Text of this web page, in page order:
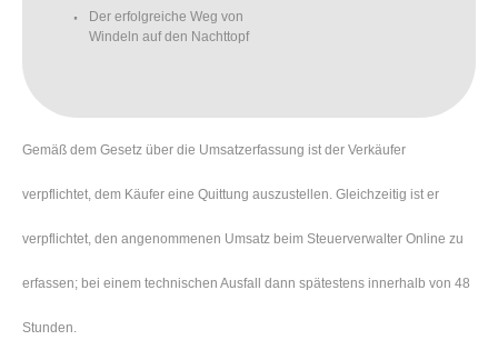
Der erfolgreiche Weg von
Windeln auf den Nachttopf
Gemäß dem Gesetz über die Umsatzerfassung ist der Verkäufer
verpflichtet, dem Käufer eine Quittung auszustellen. Gleichzeitig ist er
verpflichtet, den angenommenen Umsatz beim Steuerverwalter Online zu
erfassen; bei einem technischen Ausfall dann spätestens innerhalb von 48
Stunden.